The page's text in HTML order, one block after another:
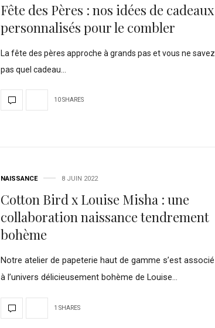
Fête des Pères : nos idées de cadeaux
personnalisés pour le combler
La fête des pères approche à grands pas et vous ne savez
pas quel cadeau…
10 SHARES
NAISSANCE 8 JUIN 2022
Cotton Bird x Louise Misha : une
collaboration naissance tendrement
bohème
Notre atelier de papeterie haut de gamme s’est associé
à l’univers délicieusement bohème de Louise…
1 SHARES